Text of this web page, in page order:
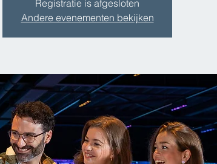
Registratie is afgesloten
Andere evenementen bekijken